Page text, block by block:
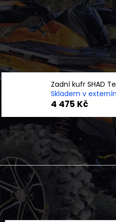
Zadní kufr SHAD
Skladem v
4 475 Kč
BUNDA DLOUHÁ ČERNO